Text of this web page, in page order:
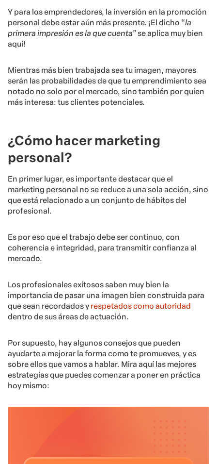
Y para los emprendedores, la inversión en la promoción
personal debe estar aún más presente. ¡El dicho “la
primera impresión es la que cuenta”se aplica muy bien
aquí!
Mientras más bien trabajada sea tu imagen, mayores
serán las probabilidades de que tu emprendimiento sea
notado no solo por el mercado, sino también por quien
más interesa: tus clientes potenciales.
¿Cómo hacer marketing
personal?
En primer lugar, es importante destacar que el
marketing personal no se reduce a una sola acción, sino
que está relacionado a un conjunto de hábitos del
profesional.
Es por eso que el trabajo debe ser continuo, con
coherencia e integridad, para transmitir confianza al
mercado.
Los profesionales exitosos saben muy bien la
importancia de pasar una imagen bien construida para
que sean recordados y respetados como autoridad
dentro de sus áreas de actuación.
Por supuesto, hay algunos consejos que pueden
ayudarte a mejorar la forma como te promueves, y es
sobre ellos que vamos a hablar. Mira aquí las mejores
estrategias que puedes comenzar a poner en práctica
hoy mismo: